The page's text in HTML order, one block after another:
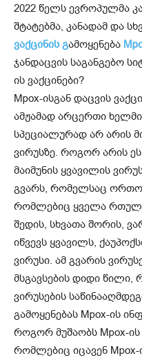
2022 წელს ევროპულმა
შტატებმა, კანადამ და
ვაქცინის გამოყენება
ჯანდაცვის საგანგებო
ის ვაქცინები?
Mpox-ისგან დაცვის
ამჟამად არცერთი
სპეციალურად არ არის
ვირუსზე. როგორ არის
მაიმუნის ყვავილის
გვარს, რომელსაც
რომლებიც ყველა რთული
შედის, სხვათა შორის,
იწვევს ყვავილს,
ვირუსი. ამ გვარის
მსგავსების დიდი წილი,
ვირუსების
გამოყენებას Mpox-ის
როგორ მუშაობს Mpox-ის
რომლებიც იცავენ